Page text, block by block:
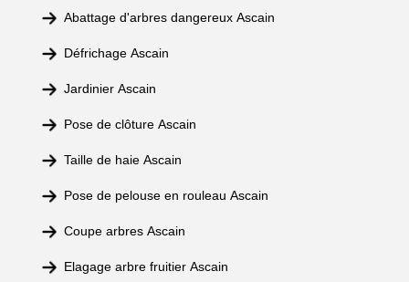
Abattage d'arbres dangereux Ascain
Défrichage Ascain
Jardinier Ascain
Pose de clôture Ascain
Taille de haie Ascain
Pose de pelouse en rouleau Ascain
Coupe arbres Ascain
Elagage arbre fruitier Ascain